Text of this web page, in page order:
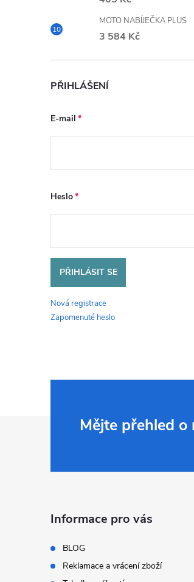
MOTO NABÍJEČKA PLUS
3 584 Kč
PŘIHLÁŠENÍ
E-mail
Heslo
PŘIHLÁSIT SE
Nová registrace
Zapomenuté heslo
51135A39370
Mějte přehled o
Informace pro vás
BLOG
Reklamace a vrácení zboží